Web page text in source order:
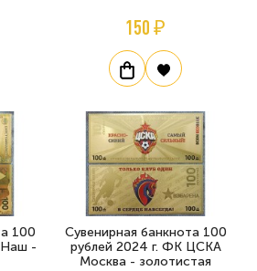
150 ₽
100
Наш -
Сувенирная банкнота 100
рублей 2024 г. ФК ЦСКА
Москва - золотистая